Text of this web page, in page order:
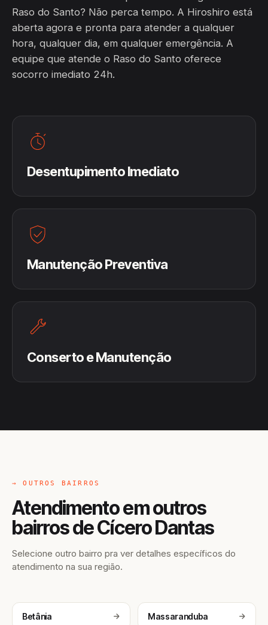
Raso do Santo? Não perca tempo. A Hiroshiro está
aberta agora e pronta para atender a qualquer
hora, qualquer dia, em qualquer emergência. A
equipe que atende o Raso do Santo oferece
socorro imediato 24h.
Desentupimento Imediato
Manutenção Preventiva
Conserto e Manutenção
→ OUTROS BAIRROS
Atendimento em outros
bairros de Cícero Dantas
Selecione outro bairro pra ver detalhes específicos do
atendimento na sua região.
Betânia Massaranduba